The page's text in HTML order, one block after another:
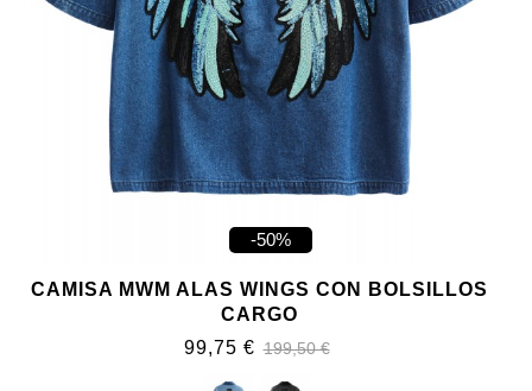
-50%
CAMISA MWM ALAS WINGS CON BOLSILLOS
CARGO
99,75 € 199,50 €